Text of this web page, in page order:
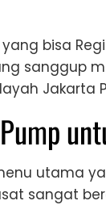
bisa
sanggup
Jakarta
utama
sangat